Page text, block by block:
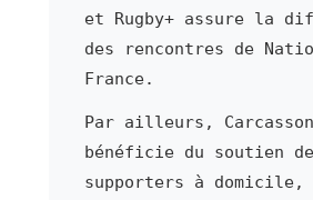
et Rugby+ assure la
des rencontres de
France.
Par ailleurs,
bénéficie du soutien
supporters à domicile,